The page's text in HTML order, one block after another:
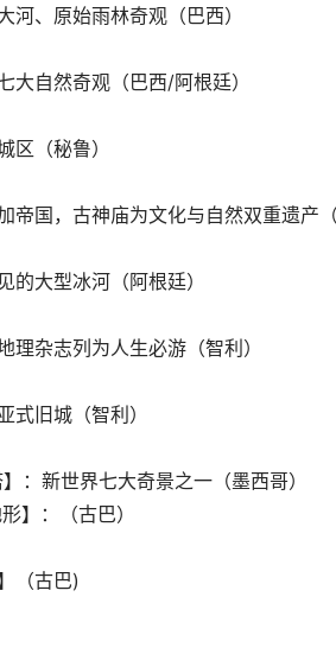
河、原始雨林奇观（巴西）
大自然奇观（巴西/阿根廷）
区（秘鲁）
帝国，古神庙为文化与自然双重遗产（
的大型冰河（阿根廷）
理杂志列为人生必游（智利）
式旧城（智利）
：新世界七大奇景之一（墨西哥）
】：（古巴）
（古巴)